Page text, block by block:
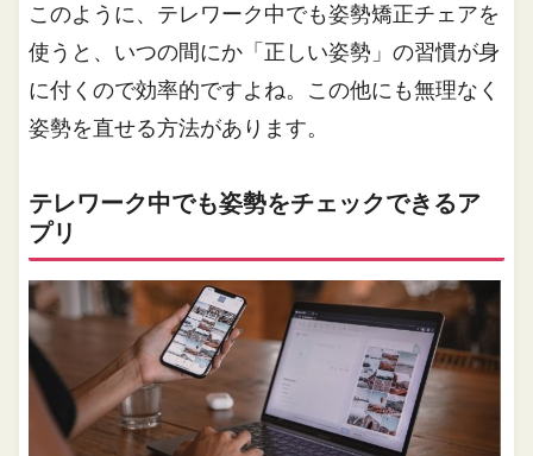
このように、テレワーク中でも姿勢矯正チェアを
使うと、いつの間にか「正しい姿勢」の習慣が身
に付くので効率的ですよね。この他にも無理なく
姿勢を直せる方法があります。
テレワーク中でも姿勢をチェックできるア
プリ